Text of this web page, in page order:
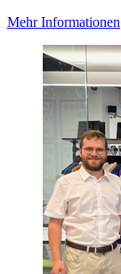
Mehr Informationen